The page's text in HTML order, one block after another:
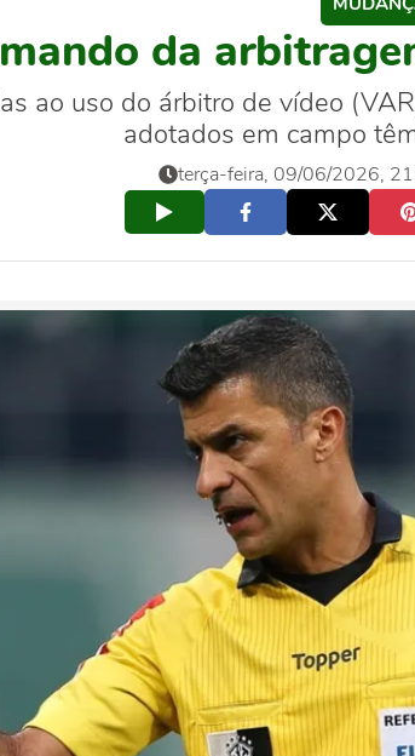
da
ao uso do árbitro de vídeo
adotados em campo
terça-feira, 09/06/2026,